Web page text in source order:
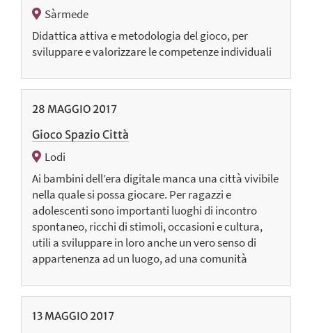
Sàrmede
Didattica attiva e metodologia del gioco, per
sviluppare e valorizzare le competenze individuali
28 MAGGIO 2017
Gioco Spazio Città
Lodi
Ai bambini dell’era digitale manca una città vivibile
nella quale si possa giocare. Per ragazzi e
adolescenti sono importanti luoghi di incontro
spontaneo, ricchi di stimoli, occasioni e cultura,
utili a sviluppare in loro anche un vero senso di
appartenenza ad un luogo, ad una comunità
13 MAGGIO 2017